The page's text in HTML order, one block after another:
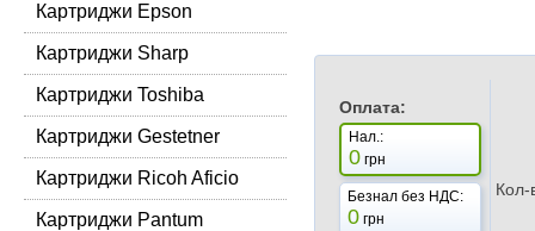
Картриджи Epson
Картриджи Sharp
Картриджи Toshiba
Картриджи Gestetner
Картриджи Ricoh Aficio
Картриджи Pantum
Оплата:
Нал.:
0 грн
Безнал без НДС:
0 грн